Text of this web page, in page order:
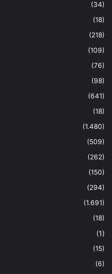
(34)
(18)
(218)
(109)
(76)
(98)
(641)
(18)
(1.480)
(509)
(262)
(150)
(294)
(1.691)
(18)
(1)
(15)
(6)